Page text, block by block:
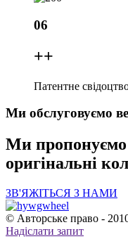
06
++
Патентне
Ми обслуговуємо
Ми пропонуємо
оригінальні
ЗВ'ЯЖІТЬСЯ З НАМИ
© Авторське право -
Надіслати запит